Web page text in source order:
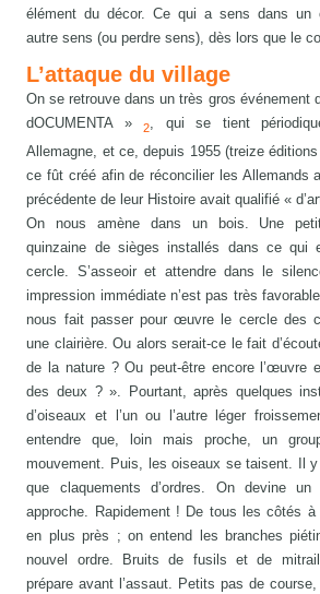
élément du décor. Ce qui a sens dans un
autre sens (ou perdre sens), dès lors que le
L’attaque du village
On se retrouve dans un très gros événement
dOCUMENTA »2, qui se tient
Allemagne, et ce, depuis 1955 (treize éditions
ce fût créé afin de réconcilier les Allemands
précédente de leur Histoire avait qualifié «
On nous amène dans un bois. Une
quinzaine de sièges installés dans ce qui
cercle. S’asseoir et attendre dans le
impression immédiate n’est pas très
nous fait passer pour œuvre le cercle des
une clairière. Ou alors serait-ce le fait
de la nature ? Ou peut-être encore l’œuvre
des deux ? ». Pourtant, après quelques
d’oiseaux et l’un ou l’autre léger
entendre que, loin mais proche, un
mouvement. Puis, les oiseaux se taisent. Il
que claquements d’ordres. On devine
approche. Rapidement ! De tous les côtés
en plus près ; on entend les branches
nouvel ordre. Bruits de fusils et de
prépare avant l’assaut. Petits pas de